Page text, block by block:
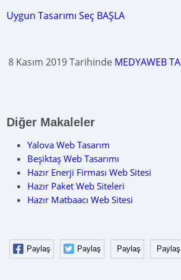
Uygun Tasarımı Seç BAŞLA
8 Kasım 2019 Tarihinde MEDYAWEB
Diğer Makaleler
Yalova Web Tasarım
Beşiktaş Web Tasarımı
Hazır Enerji Firması Web Sitesi
Hazır Paket Web Siteleri
Hazır Matbaacı Web Sitesi
Paylaş Paylaş Paylaş Paylaş